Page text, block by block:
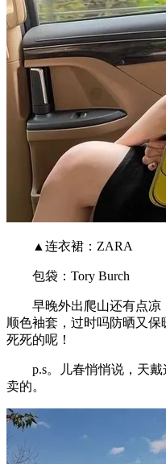
▲连衣裙：ZARA
包袋：Tory Burch
早晚外出爬山还有点凉
顺色袖套，过时吗防晒又
死死的呢！
p.s。儿春悄悄说，天戴
卖的。